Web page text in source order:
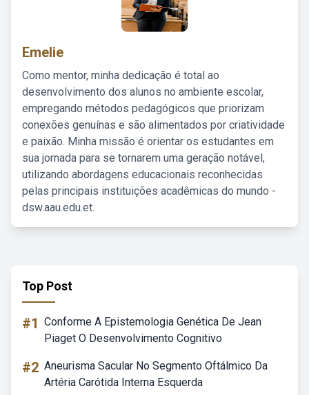
Emelie
Como mentor, minha dedicação é total ao
desenvolvimento dos alunos no ambiente escolar,
empregando métodos pedagógicos que priorizam
conexões genuínas e são alimentados por criatividade
e paixão. Minha missão é orientar os estudantes em
sua jornada para se tornarem uma geração notável,
utilizando abordagens educacionais reconhecidas
pelas principais instituições acadêmicas do mundo -
dsw.aau.edu.et.
Top Post
#1 Conforme A Epistemologia Genética De Jean
Piaget O Desenvolvimento Cognitivo
#2 Aneurisma Sacular No Segmento Oftálmico Da
Artéria Carótida Interna Esquerda